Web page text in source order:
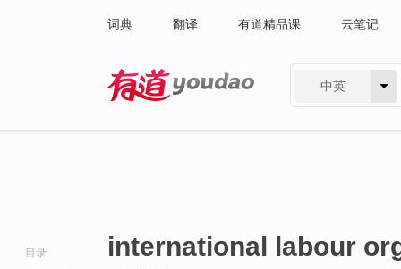
词典 翻译 有道精品课 云笔记
中英
目录 international labour